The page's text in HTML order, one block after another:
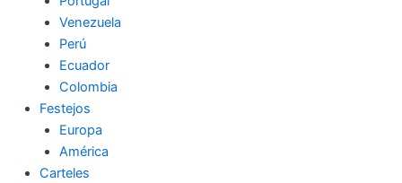
Venezuela
Perú
Ecuador
Colombia
Festejos
Europa
América
Carteles